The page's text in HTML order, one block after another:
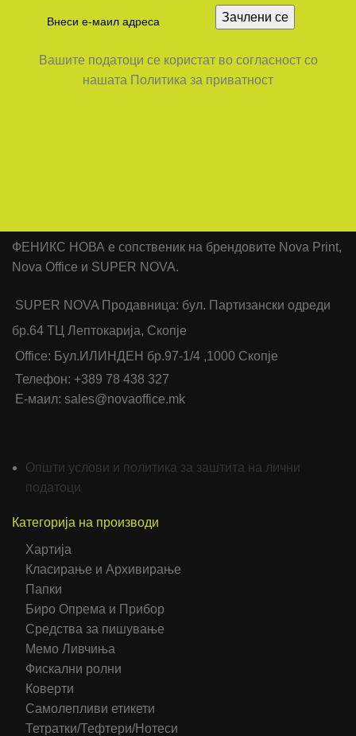
Вашите податоци се користат во согласност со
нашата Политика за приватност
ФЕНИКС НОВА е сопственик на брендовите Nova Print,
Nova Office и SUPER NOVA.
SUPER NOVA Продавница: бул. Партизански одреди
бр.64 ТЦ Лептокарија, Скопје
Office: Бул.ИЛИНДЕН бр.97-1/4 ,1000 Скопје
Телефон: +389 78 438 327
Е-маил: sales@novaoffice.mk
Општи услови и политика за заштита на лични
податоци
Категорија на производи
Хартија
Класирање и Архивирање
Папки
Биро Опрема и Прибор
Средства за пишување
Мемо Ливчиња
Фискални ролни
Коверти
Самолепливи етикети
Тетратки/Тефтери/Нотеси